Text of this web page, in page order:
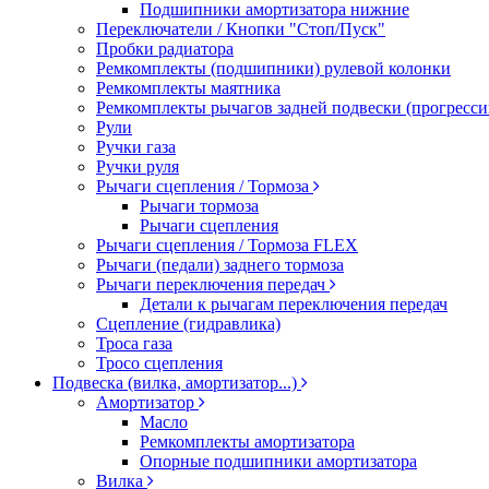
Подшипники амортизатора нижние
Переключатели / Кнопки "Стоп/Пуск"
Пробки радиатора
Ремкомплекты (подшипники) рулевой колонки
Ремкомплекты маятника
Ремкомплекты рычагов задней подвески
Рули
Ручки газа
Ручки руля
Рычаги сцепления / Тормоза
Рычаги тормоза
Рычаги сцепления
Рычаги сцепления / Тормоза FLEX
Рычаги (педали) заднего тормоза
Рычаги переключения передач
Детали к рычагам переключения передач
Сцепление (гидравлика)
Троса газа
Тросо сцепления
Подвеска (вилка, амортизатор...)
Амортизатор
Масло
Ремкомплекты амортизатора
Опорные подшипники амортизатора
Вилка